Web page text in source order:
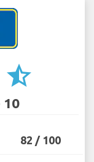
star_half
10
82 / 100